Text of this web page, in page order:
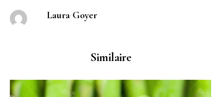
Laura Goyer
Similaire